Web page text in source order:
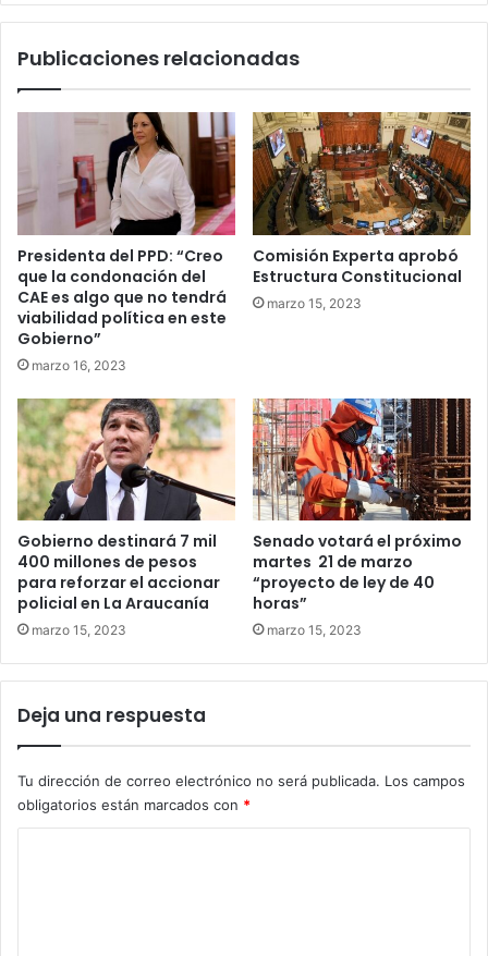
para
en
Publicaciones relacionadas
Presidenta del PPD: “Creo
que la condonación del
CAE es algo que no tendrá
viabilidad política en este
Gobierno”
marzo 16, 2023
Comisión Experta aprobó
Estructura Constitucional
marzo 15, 2023
Gobierno destinará 7 mil
400 millones de pesos
para reforzar el accionar
policial en La Araucanía
marzo 15, 2023
Senado votará el próximo
martes 21 de marzo
“proyecto de ley de 40
horas”
marzo 15, 2023
Deja una respuesta
Tu dirección de correo electrónico no será publicada. Los campos
obligatorios están marcados con *